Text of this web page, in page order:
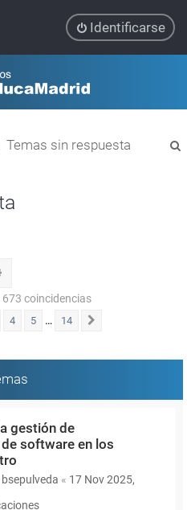
Identificarse
Temas sin respuesta
coincidencias
4 5 … 14
gestión de
software en los
bsepulveda « 17 Nov 2025,